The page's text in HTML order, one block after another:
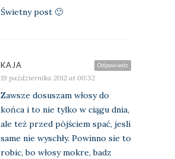
Świetny post 🙂
Odpowiedz
KAJA
19 października 2012 at 00:32
Zawsze dosuszam włosy do
końca i to nie tylko w ciągu dnia,
ale też przed pójściem spać, jesli
same nie wyschły. Powinno sie to
robic, bo włosy mokre, badz